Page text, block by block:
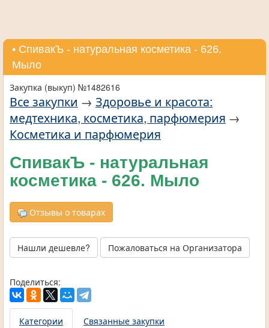
• СпивакЪ - натуральная косметика - 626.
Мыло
Закупка (выкуп) №1482616
Все закупки → Здоровье и красота:
медтехника, косметика, парфюмерия →
Косметика и парфюмерия
СпивакЪ - натуральная
косметика - 626. Мыло
Отзывы о товарах
Нашли дешевле? Пожаловаться на Организатора
Поделиться:
Категории
Связанные закупки